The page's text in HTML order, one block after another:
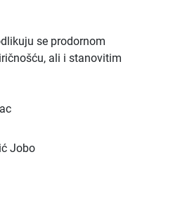
se prodornom
ali i stanovitim
Jobo